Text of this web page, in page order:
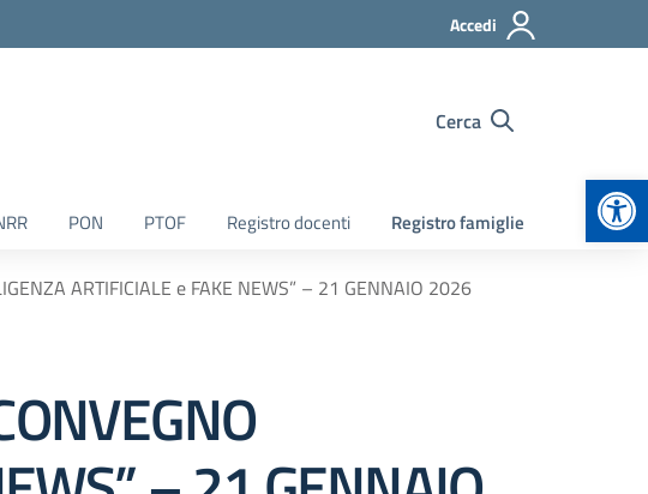
Accedi
Cerca
PON PTOF Registro docenti Registro famiglie
ARTIFICIALE e FAKE NEWS” – 21 GENNAIO 2026